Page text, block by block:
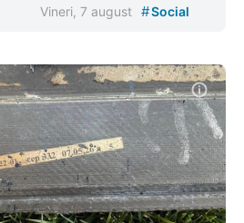
Vineri, 7 august #Social